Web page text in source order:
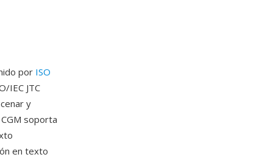
por ISO
IEC JTC
y
soporta
en texto